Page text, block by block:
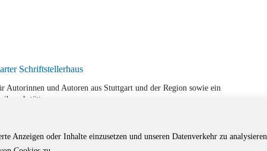
Anzeigen oder Inhalte einzusetzen und unseren Datenverkehr zu analysieren.
und Autoren aus Stuttgart und der Region sowie ein